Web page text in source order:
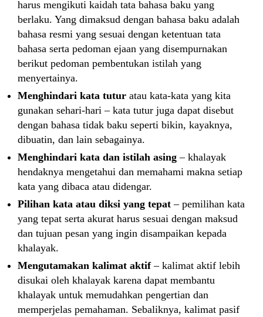
harus mengikuti kaidah tata bahasa baku yang
berlaku. Yang dimaksud dengan bahasa baku adalah
bahasa resmi yang sesuai dengan ketentuan tata
bahasa serta pedoman ejaan yang disempurnakan
berikut pedoman pembentukan istilah yang
menyertainya.
Menghindari kata tutur atau kata-kata yang kita
gunakan sehari-hari – kata tutur juga dapat disebut
dengan bahasa tidak baku seperti bikin, kayaknya,
dibuatin, dan lain sebagainya.
Menghindari kata dan istilah asing– khalayak
hendaknya mengetahui dan memahami makna setiap
kata yang dibaca atau didengar.
Pilihan kata atau diksi yang tepat – pemilihan kata
yang tepat serta akurat harus sesuai dengan maksud
dan tujuan pesan yang ingin disampaikan kepada
khalayak.
Mengutamakan kalimat aktif– kalimat aktif lebih
disukai oleh khalayak karena dapat membantu
khalayak untuk memudahkan pengertian dan
memperjelas pemahaman. Sebaliknya, kalimat pasif